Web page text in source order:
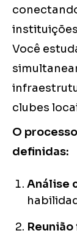
Você
clubes
O
definidas:
Análise